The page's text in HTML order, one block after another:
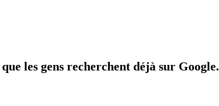
les gens recherchent déjà sur Google.